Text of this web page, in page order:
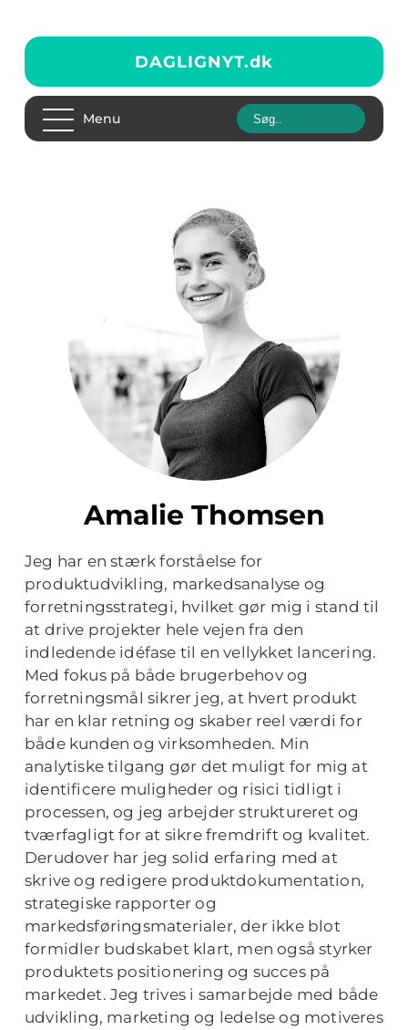
DAGLIGNYT.dk
Menu
Amalie Thomsen
Jeg har en stærk forståelse for
produktudvikling, markedsanalyse og
forretningsstrategi, hvilket gør mig i stand til
at drive projekter hele vejen fra den
indledende idéfase til en vellykket lancering.
Med fokus på både brugerbehov og
forretningsmål sikrer jeg, at hvert produkt
har en klar retning og skaber reel værdi for
både kunden og virksomheden. Min
analytiske tilgang gør det muligt for mig at
identificere muligheder og risici tidligt i
processen, og jeg arbejder struktureret og
tværfagligt for at sikre fremdrift og kvalitet.
Derudover har jeg solid erfaring med at
skrive og redigere produktdokumentation,
strategiske rapporter og
markedsføringsmaterialer, der ikke blot
formidler budskabet klart, men også styrker
produktets positionering og succes på
markedet. Jeg trives i samarbejde med både
udvikling, marketing og ledelse og motiveres